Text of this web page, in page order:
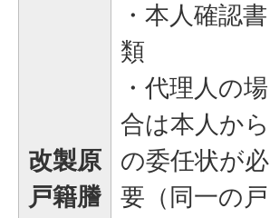
改製原
戸籍謄
・本人確認書
類
・代理人の場
合は本人から
の委任状が必
要（同一の戸